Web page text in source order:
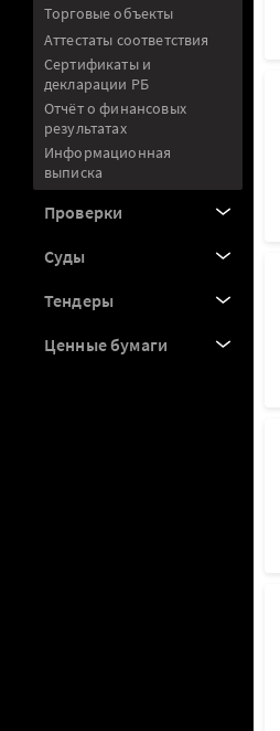
Торговые объекты
Аттестаты соответствия
Сертификаты и
декларации РБ
Отчёт о финансовых
результатах
Информационная
выписка
Проверки
Суды
Тендеры
Ценные бумаги